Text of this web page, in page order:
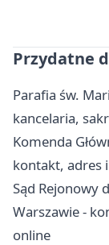
Przydatne
Parafia św.
kancelaria,
Komenda
kontakt, adres
Sąd Rejonowy
Warszawie -
online